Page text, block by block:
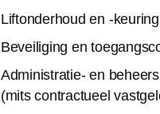
Liftonderhoud en -keuring
Beveiliging en
Administratie- en
(mits contractueel